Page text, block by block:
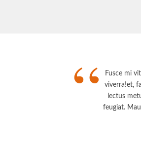
“
Fusce mi
viverra!et,
lectus
feugiat.